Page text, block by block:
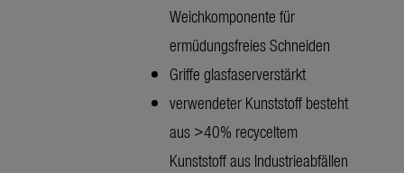
Weichkomponente für
ermüdungsfreies Schneiden
Griffe glasfaserverstärkt
verwendeter Kunststoff besteht
aus >40% recyceltem
Kunststoff aus Industrieabfällen